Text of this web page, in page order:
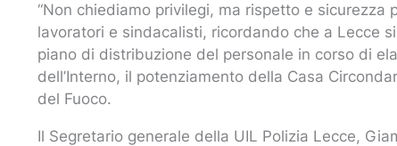
“Non chiediamo privilegi, ma rispetto e sicurezza
lavoratori e sindacalisti, ricordando che a Lecce
piano di distribuzione del personale in corso di
dell’Interno, il potenziamento della Casa
del Fuoco.
Il Segretario generale della UIL Polizia Lecce,